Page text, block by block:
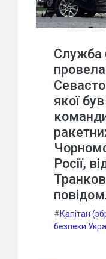
Служба
якої
Росії,
#Капітан
безпеки